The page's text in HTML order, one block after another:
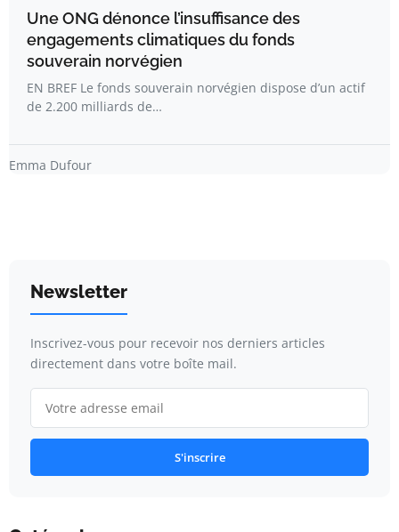
Une ONG dénonce l’insuffisance des
engagements climatiques du fonds
souverain norvégien
EN BREF Le fonds souverain norvégien dispose d’un actif
de 2.200 milliards de…
Emma Dufour
Newsletter
Inscrivez-vous pour recevoir nos derniers articles
directement dans votre boîte mail.
S'inscrire